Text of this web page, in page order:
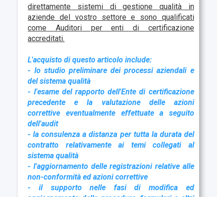
direttamente sistemi di gestione qualità in
aziende del vostro settore e sono qualificati
come Auditori per enti di certificazione
accreditati.
L'acquisto di questo articolo include:
- lo studio preliminare dei processi aziendali e
del sistema qualità
- l'esame del rapporto dell'Ente di certificazione
precedente e la valutazione delle azioni
correttive eventualmente effettuate a seguito
dell'audit
- la consulenza a distanza per tutta la durata del
contratto relativamente ai temi collegati al
sistema qualità
- l'aggiornamento delle registrazioni relative alle
non-conformità ed azioni correttive
- il supporto nelle fasi di modifica ed